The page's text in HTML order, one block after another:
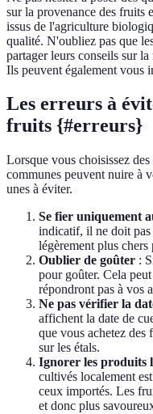
sur la provenance des fruits
issus de l'agriculture
qualité. N'oubliez pas que
partager leurs conseils sur
Ils peuvent également vous
Les erreurs à
fruits {#erreurs}
Lorsque vous choisissez
communes peuvent nuire à
unes à éviter.
Se fier uniquement
indicatif, il ne doit pas
légèrement plus
Oublier de goûter :
pour goûter. Cela
répondront pas à vos
Ne pas vérifier la
affichent la date de
que vous achetez des
sur les étals.
Ignorer les produits
cultivés localement
ceux importés. Les
et donc plus